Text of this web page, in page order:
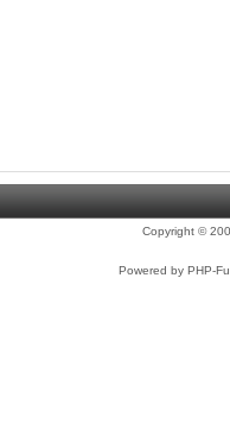
Copyright ©
Powered by PHP-